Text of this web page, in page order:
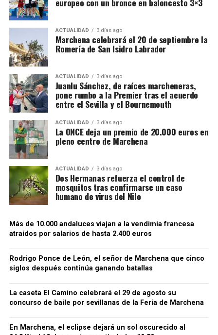
defendido su continuación e incluso se habría
mostrado dispuesto a mantenerlo con sus propios
hombres y recursos.
La llegada y empleo de la artillería terminó
resultando decisiva. Por eso sería más preciso
afirmar que Rodrigo fue uno de los principales
impulsores militares de la operación, no el
conquistador único de Setenil.
La localidad recuerda aquellos hechos en su Fiesta
de Moros y Cristianos. El pueblo se transforma en un
escenario medieval y representa escenas teatrales
relacionadas con el asedio y la entrada castellana.
Los programas municipales han incorporado
expresamente el nombre de Rodrigo Ponce de León
y su participación en la toma. Ayuntamiento de
Setenil de las Bodegas.
seccio­nes, que acudían diariamente al
colegio incluyendo además un comedor
infantil de Auxilio Social, en el que daba
diariamente comida a los 80 niños más
pobres de Marchena.
ACTUALIDAD 3 días ago
Marchena celebrará el 20 de septiembre la
Romería de San Isidro Labrador
ACTUALIDAD 3 días ago
Juanlu Sánchez, de raíces marcheneras,
pone rumbo a la Premier tras el acuerdo
entre el Sevilla y el Bournemouth
ACTUALIDAD 3 días ago
La ONCE deja un premio de 20.000 euros en
pleno centro de Marchena
ACTUALIDAD 3 días ago
Dos Hermanas refuerza el control de
mosquitos tras confirmarse un caso
humano de virus del Nilo
Más de 10.000 andaluces viajan a la vendimia francesa
atraídos por salarios de hasta 2.400 euros
Rodrigo Ponce de León, el señor de Marchena que cinco
siglos después continúa ganando batallas
La caseta El Camino celebrará el 29 de agosto su
concurso de baile por sevillanas de la Feria de Marchena
En Marchena, el eclipse dejará un sol oscurecido al